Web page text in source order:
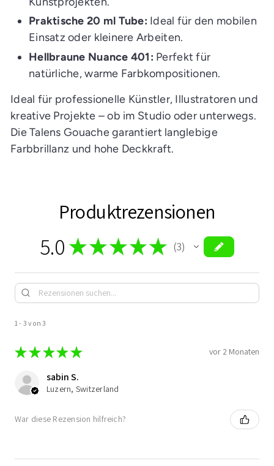
Praktische 20 ml Tube: Ideal für den mobilen
Einsatz oder kleinere Arbeiten.
Hellbraune Nuance 401: Perfekt für
natürliche, warme Farbkompositionen.
Ideal für professionelle Künstler, Illustratoren und
kreative Projekte – ob im Studio oder unterwegs.
Die Talens Gouache garantiert langlebige
Farbbrillanz und hohe Deckkraft.
Produktrezensionen
5.0 ★★★★★ 3
3
1 - 3 von 3
★★ ★★★ vor 2 Monaten
sabin S.
Luzern, Switzerland
War diese Rezension hilfreich?